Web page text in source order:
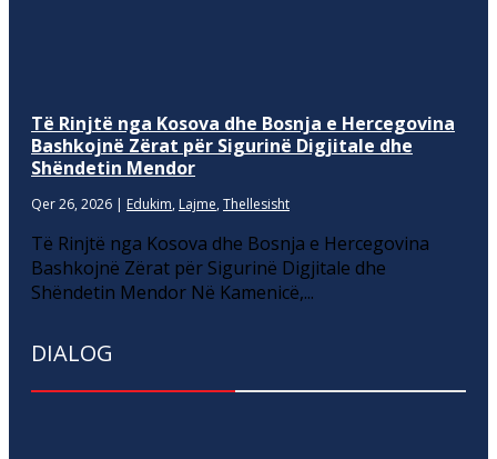
Të Rinjtë nga Kosova dhe Bosnja e Hercegovina
Bashkojnë Zërat për Sigurinë Digjitale dhe
Shëndetin Mendor
Qer 26, 2026 | Edukim, Lajme, Thellesisht
Të Rinjtë nga Kosova dhe Bosnja e Hercegovina
Bashkojnë Zërat për Sigurinë Digjitale dhe
Shëndetin Mendor Në Kamenicë,...
DIALOG